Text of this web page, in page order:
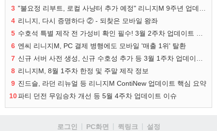
3
4 리니지, 다시 증명하다 ② - 되찾은 모바일 왕좌
5
6 엔씨 리니지M, PC 결제 병행에도 모바일 '매출 1위' 탈환
7
8 리니지M, 8월 1주차 한정 및 주말 제작 정보
9 진드슬, 라던 리뉴얼 등 리니지M ContiNew 업데이트 핵심 요약
10파티 던전 무임승차 개선 등 5월 4주차 업데이트 이슈
로그인 PC화면 퀵링크
설정